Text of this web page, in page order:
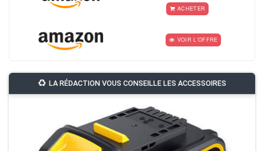
ACHETER
VOIR L'OFFRE
LA RÉDACTION VOUS CONSEILLE LES ACCESSOIRES